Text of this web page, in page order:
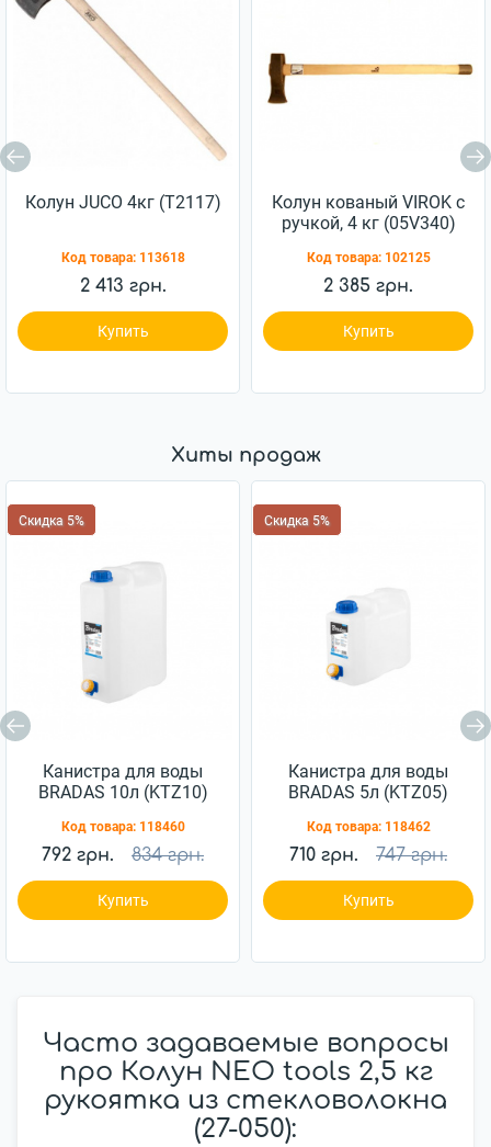
Колун JUCO 4кг (Т2117)
Код товара: 113618
2 413 грн.
Купить
Колун кованый VIROK с
ручкой, 4 кг (05V340)
Код товара: 102125
2 385 грн.
Купить
Хиты продаж
Скидка 5%
Канистра для воды
BRADAS 10л (KTZ10)
Код товара: 118460
792 грн. 834 грн.
Купить
Скидка 5%
Канистра для воды
BRADAS 5л (KTZ05)
Код товара: 118462
710 грн. 747 грн.
Купить
Часто задаваемые вопросы
про Колун NEO tools 2,5 кг
рукоятка из стекловолокна
(27-050):